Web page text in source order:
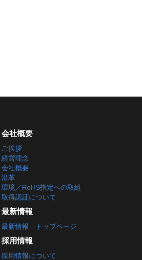
会社概要
ご挨拶
経営理念
会社概要
沿革
環境／RoHS指定への取組
取得認証について
最新情報
最新情報 トップページ
採用情報
採用情報について